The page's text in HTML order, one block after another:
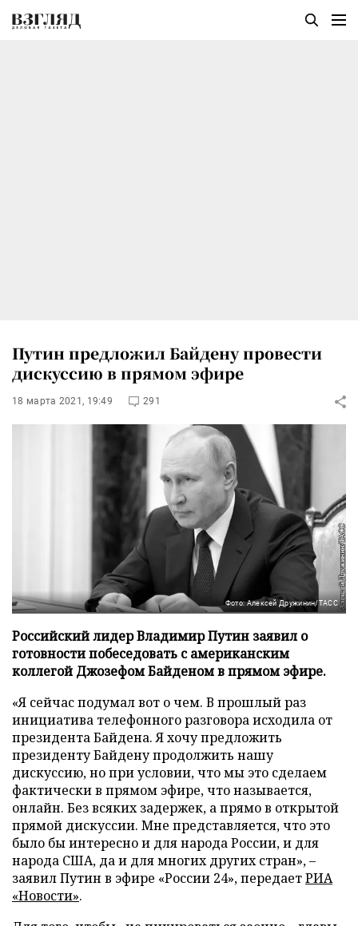
Путин предложил Байдену провести
дискуссию в прямом эфире
18 марта 2021, 19:49 291
Фото: Алексей Дружинин/ТАСС
Российский лидер Владимир Путин заявил о
готовности побеседовать с американским
коллегой Джозефом Байденом в прямом эфире.
«Я сейчас подумал вот о чем. В прошлый раз
инициатива телефонного разговора исходила от
президента Байдена. Я хочу предложить
президенту Байдену продолжить нашу
дискуссию, но при условии, что мы это сделаем
фактически в прямом эфире, что называется,
онлайн. Без всяких задержек, а прямо в открытой
прямой дискуссии. Мне представляется, что это
было бы интересно и для народа России, и для
народа США, да и для многих других стран», –
заявил Путин в эфире «России 24», передаетРИА
«Новости».